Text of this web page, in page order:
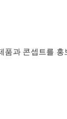
과 콘셉트를